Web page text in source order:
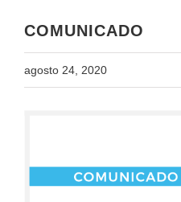
COMUNICADO
agosto 24, 2020